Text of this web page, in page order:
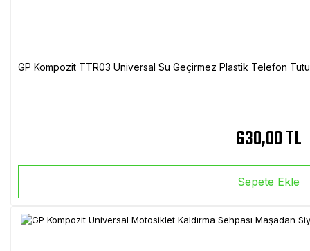
GP Kompozit TTR03 Universal Su Geçirmez Plastik Telefon
630,00 TL
Sepete Ekle